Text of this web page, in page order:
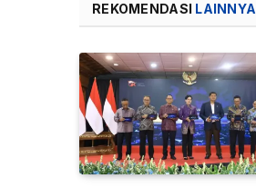
REKOMENDASI LAINNYA